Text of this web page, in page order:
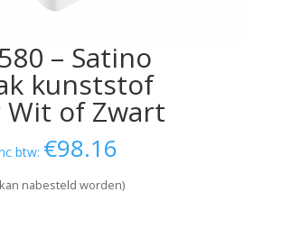
– Satino
kunststof
of Zwart
btw: €98.16
nabesteld worden)